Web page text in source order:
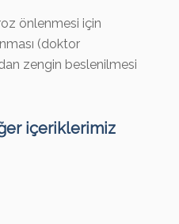
önlenmesi için
(doktor
zengin beslenilmesi
içeriklerimiz